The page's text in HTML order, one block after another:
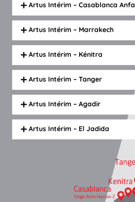
Artus Intérim – Casablanca Anfa
Artus Intérim – Marrakech
Artus Intérim – Kénitra
Artus Intérim – Tanger
Artus Intérim – Agadir
Artus Intérim – El Jadida